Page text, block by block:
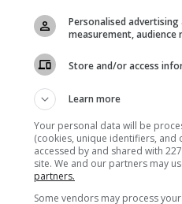
добиться полного
озвучке
Бекхэм
Personalised
measurement, audience
Store and/or access
Learn more
Your personal data will be
(cookies, unique identifiers, and
accessed by and shared with
site. We and our partners may
partners.
Some vendors may process